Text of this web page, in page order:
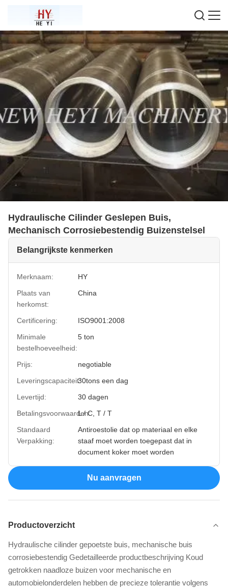
Hydraulische Cilinder Geslepen Buis,
Mechanisch Corrosiebestendig Buizenstelsel
Belangrijkste kenmerken
Merknaam:
HY
Plaats van
herkomst:
China
Certificering:
ISO9001:2008
Minimale
bestelhoeveelheid:
5 ton
Prijs:
negotiable
Leveringscapaciteit:30tons een dag
Levertijd:
30 dagen
Betalingsvoorwaarden:L / C, T / T
Standaard
Verpakking:
Antiroestolie dat op materiaal en elke
staaf moet worden toegepast dat in
document koker moet worden
Nu aanvragen
Productoverzicht
Hydraulische cilinder gepoetste buis, mechanische buis
corrosiebestendig Gedetailleerde productbeschrijving Koud
getrokken naadloze buizen voor mechanische en
automobielonderdelen hebben de precieze tolerantie volgens